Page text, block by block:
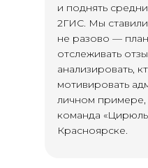
и поднять
2ГИС. Мы
не разово —
отслеживать
анализировать,
мотивировать
личном
команда
Красноярске.